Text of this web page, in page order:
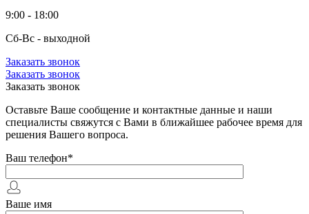
9:00 - 18:00
Сб-Вс - выходной
Заказать звонок
Заказать звонок
Заказать звонок
Оставьте Ваше сообщение и контактные данные и наши
специалисты свяжутся с Вами в ближайшее рабочее время для
решения Вашего вопроса.
Ваш телефон*
Ваше имя